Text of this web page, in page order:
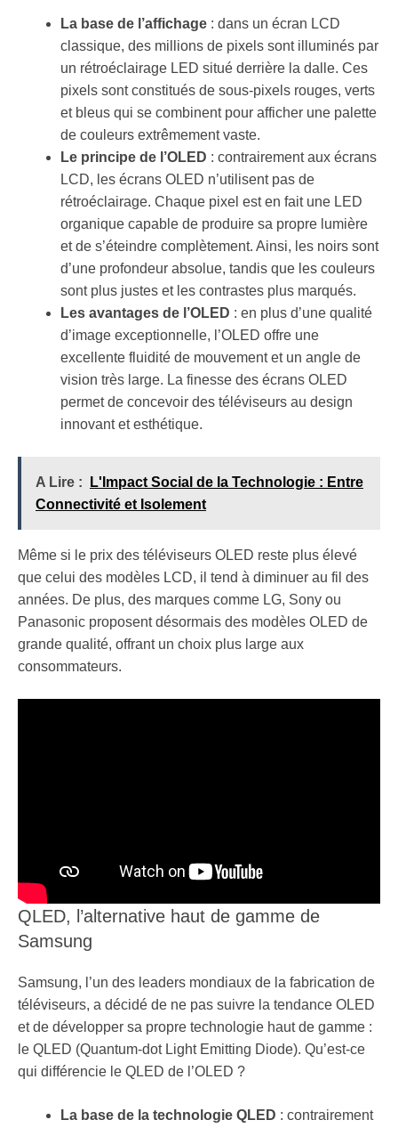
La base de l’affichage : dans un écran LCD
classique, des millions de pixels sont illuminés par
un rétroéclairage LED situé derrière la dalle. Ces
pixels sont constitués de sous-pixels rouges, verts
et bleus qui se combinent pour afficher une palette
de couleurs extrêmement vaste.
Le principe de l’OLED : contrairement aux écrans
LCD, les écrans OLED n’utilisent pas de
rétroéclairage. Chaque pixel est en fait une LED
organique capable de produire sa propre lumière
et de s’éteindre complètement. Ainsi, les noirs sont
d’une profondeur absolue, tandis que les couleurs
sont plus justes et les contrastes plus marqués.
Les avantages de l’OLED : en plus d’une qualité
d’image exceptionnelle, l’OLED offre une
excellente fluidité de mouvement et un angle de
vision très large. La finesse des écrans OLED
permet de concevoir des téléviseurs au design
innovant et esthétique.
A Lire :
L'Impact Social de la Technologie : Entre
Connectivité et Isolement
Même si le prix des téléviseurs OLED reste plus élevé
que celui des modèles LCD, il tend à diminuer au fil des
années. De plus, des marques comme LG, Sony ou
Panasonic proposent désormais des modèles OLED de
grande qualité, offrant un choix plus large aux
consommateurs.
QLED, l’alternative haut de gamme de
Samsung
Samsung, l’un des leaders mondiaux de la fabrication de
téléviseurs, a décidé de ne pas suivre la tendance OLED
et de développer sa propre technologie haut de gamme :
le QLED (Quantum-dot Light Emitting Diode). Qu’est-ce
qui différencie le QLED de l’OLED ?
La base de la technologie QLED : contrairement